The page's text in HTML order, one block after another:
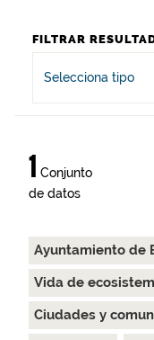
FILTRAR
Selecciona tipo
1 Conjunto
de datos
Ayuntamiento de
Vida de
Ciudades y